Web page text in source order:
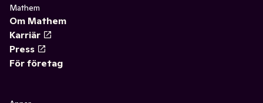
Mathem
Om Mathem
Karriär
Press
För företag